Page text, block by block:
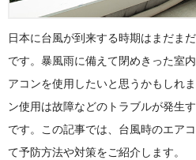
日本に台風が到来する時期はまだま
です。暴風雨に備えて閉めきった室
アコンを使用したいと思うかもしれ
ン使用は故障などのトラブルが発生
です。この記事では、台風時のエア
て予防方法や対策をご紹介します。